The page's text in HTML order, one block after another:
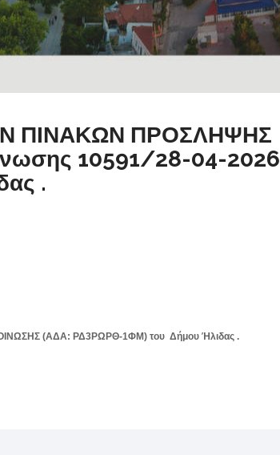
ΠΙΝΑΚΩΝ ΠΡΟΣΛΗΨΗΣ
10591/28-04-2026
.
(ΑΔΑ: ΡΔ3ΡΩΡΘ-1ΦΜ) του Δήμου Ήλιδας .